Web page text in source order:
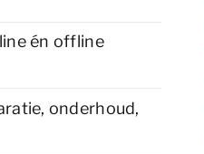
én offline
onderhoud,